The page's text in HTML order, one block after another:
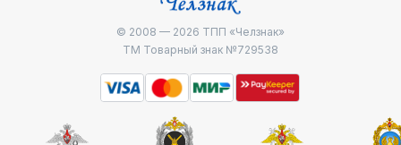
© 2008 — 2026 ТПП «Челзнак»
ТМ Товарный знак №729538